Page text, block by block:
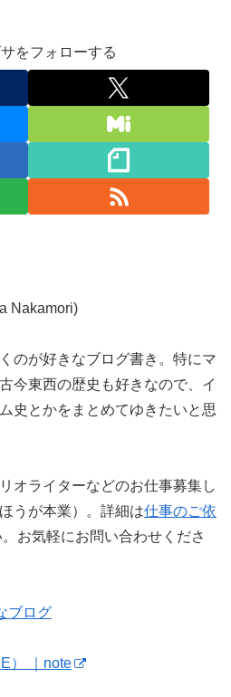
をフォローする
Nakamori)
のが好きなブログ書き。特にマ
今東西の歴史も好きなので、イ
史とかをまとめてゆきたいと思
オライターなどのお仕事募集し
うが本業）。詳細は仕事のご依
お気軽にお問い合わせくださ
ブログ
） ｜note